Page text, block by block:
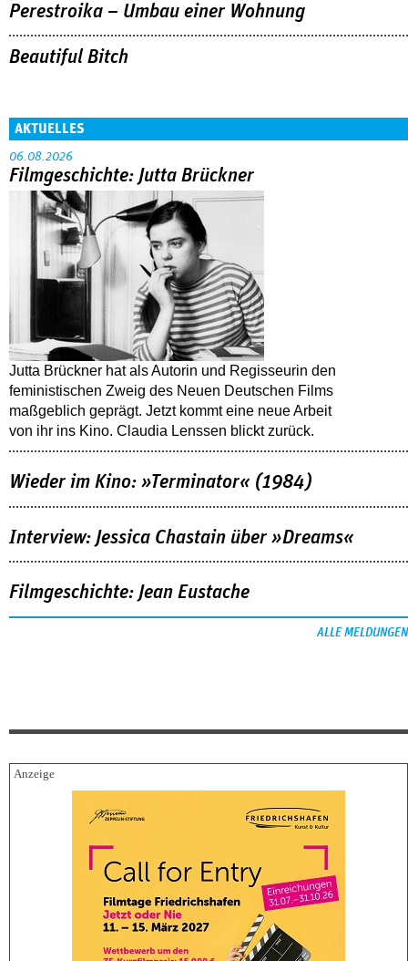
Perestroika – Umbau einer Wohnung
Beautiful Bitch
AKTUELLES
06.08.2026
Filmgeschichte: Jutta Brückner
Jutta Brückner hat als Autorin und Regisseurin den
feministischen Zweig des Neuen Deutschen Films
maßgeblich geprägt. Jetzt kommt eine neue Arbeit
von ihr ins Kino. Claudia Lenssen blickt zurück.
Wieder im Kino: »Terminator« (1984)
Interview: Jessica Chastain über »Dreams«
Filmgeschichte: Jean Eustache
ALLE MELDUNGEN